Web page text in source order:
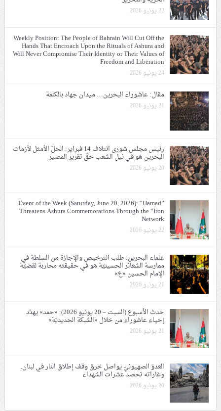
22 يونيو 2026
Weekly Position: The People of Bahrain Will Cut Off the
Hands That Encroach Upon the Rituals of Ashura and
Will Never Compromise Their Identity or Their Values of
Freedom and Liberation
24 يونيو 2026
مقال: عاشوراء البحرين… ميدان جهاد بالكلمة
21 يونيو 2026
رئيس مجلس شورى ائتلاف 14 فبراير: الحلّ الأمثل لأزمات
البحرين هو في نيل الشعب حقّ تقرير المصير
20 يونيو 2026
Event of the Week (Saturday, June 20, 2026): “Hamad”
Threatens Ashura Commemorations Through the “Iron
Network
22 يونيو 2026
علماء البحرين: طلب الترخيص والإجازة من السلطة في
ممارسة الشعائر الحسينيّة هو في حقيقته محاربة لقضيّة
الإمام الحسين «ع»
21 يونيو 2026
حدث الأسبوع (السبت – 20 يونيو 2026): «حمد» يهدّد
إحياء عاشوراء من خلال «الشبكة الحديديّة»
21 يونيو 2026
العدوّ الصهيونيّ يواصل خرق وقف إطلاق النار في لبنان..
وغاراته تحصد عشرات الشهداء
20 يونيو 2026